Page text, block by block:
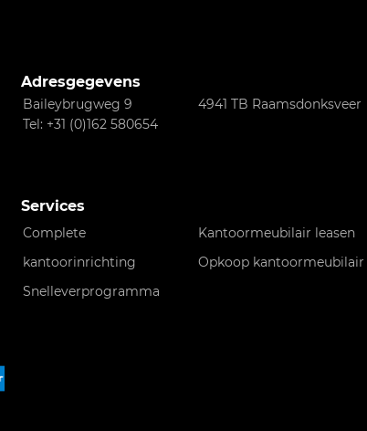
Adresgegevens
Baileybrugweg 9
4941 TB Raamsdonksveer
Tel: +31 (0)162 580654
Services
Complete
kantoorinrichting
Kantoormeubilair leasen
Opkoop kantoormeubilair
Snelleverprogramma